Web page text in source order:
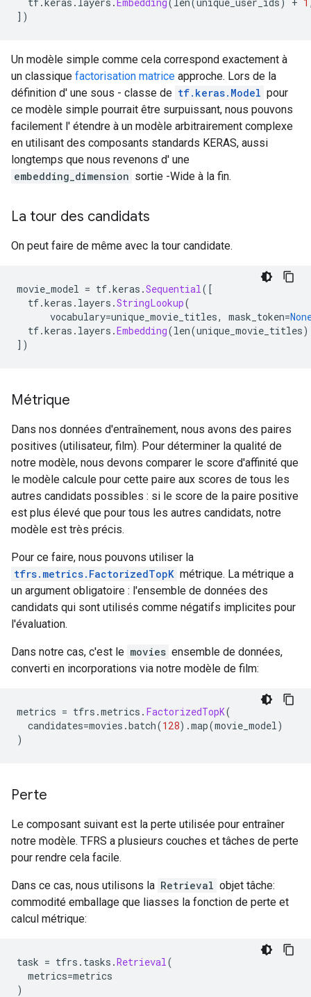
])
Un modèle simple comme cela correspond exactement à
un classique factorisation matrice approche. Lors de la
définition d' une sous - classe de tf.keras.Model pour
ce modèle simple pourrait être surpuissant, nous pouvons
facilement l' étendre à un modèle arbitrairement complexe
en utilisant des composants standards KERAS, aussi
longtemps que nous revenons d' une
embedding_dimension sortie -Wide à la fin.
La tour des candidats
On peut faire de même avec la tour candidate.
movie_model = tf.keras .Sequential([
tf.keras . layers .StringLookup(
vocabulary=unique_movie_titles, mask_token=
tf.keras . layers .Embedding(len(unique_movie_titles)
])
Métrique
Dans nos données d'entraînement, nous avons des paires
positives (utilisateur, film). Pour déterminer la qualité de
notre modèle, nous devons comparer le score d'affinité que
le modèle calcule pour cette paire aux scores de tous les
autres candidats possibles : si le score de la paire positive
est plus élevé que pour tous les autres candidats, notre
modèle est très précis.
Pour ce faire, nous pouvons utiliser la
tfrs.metrics.FactorizedTopK métrique. La métrique a
un argument obligatoire : l'ensemble de données des
candidats qui sont utilisés comme négatifs implicites pour
l'évaluation.
Dans notre cas, c'est le movies ensemble de données,
converti en incorporations via notre modèle de film:
metrics = tfrs .metrics . FactorizedTopK(
candidates=movies .batch(128).map(movie_model)
)
Perte
Le composant suivant est la perte utilisée pour entraîner
notre modèle. TFRS a plusieurs couches et tâches de perte
pour rendre cela facile.
Dans ce cas, nous utilisons la Retrieval objet tâche:
commodité emballage que liasses la fonction de perte et
calcul métrique:
task = tfrs . tasks .Retrieval(
metrics=metrics
)